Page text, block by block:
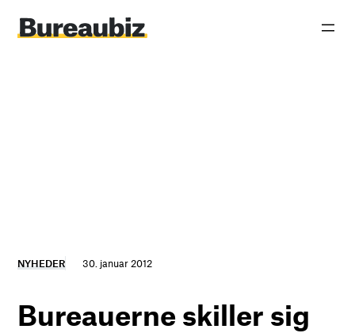
indhold
NYHEDER 30. januar 2012
Bureauerne skiller sig